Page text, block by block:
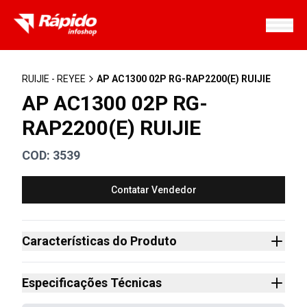
Home
Sobre Nós
Produtos
Downloads
Telefone
(82) 3530-0071
RUIJIE - REYEE AP AC1300 02P RG-RAP2200(E) RUIJIE
AP AC1300 02P RG-
RAP2200(E) RUIJIE
COD: 3539
Contatar Vendedor
Características do Produto
Especificações Técnicas